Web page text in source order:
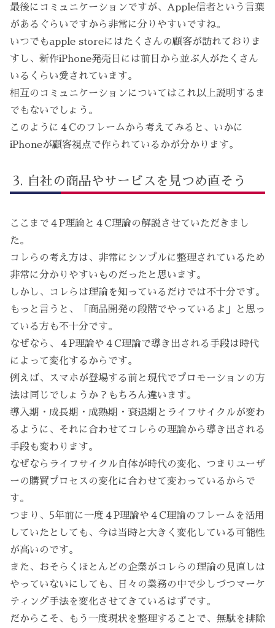
最後にコミュニケーションですが、Apple信者という言葉
があるぐらいですから非常に分りやすいですね。
いつでもapple storeにはたくさんの顧客が訪れておりま
すし、新作iPhone発売日には前日から並ぶ人がたくさん
いるくらい愛されています。
相互のコミュニケーションについてはこれ以上説明するま
でもないでしょう。
このように４Cのフレームから考えてみると、いかに
iPhoneが顧客視点で作られているかが分かります。
自社の商品やサービスを見つめ直そう
ここまで４P理論と４C理論の解説させていただきまし
た。
コレらの考え方は、非常にシンプルに整理されているため
非常に分かりやすいものだったと思います。
しかし、コレらは理論を知っているだけでは不十分です。
もっと言うと、「商品開発の段階でやっているよ」と思っ
ている方も不十分です。
なぜなら、４P理論や４C理論で導き出される手段は時代
によって変化するからです。
例えば、スマホが登場する前と現代でプロモーションの方
法は同じでしょうか？もちろん違います。
導入期・成長期・成熟期・衰退期とライフサイクルが変わ
るように、それに合わせてコレらの理論から導き出される
手段も変わります。
なぜならライフサイクル自体が時代の変化、つまりユーザ
ーの購買プロセスの変化に合わせて変わっているからで
す。
つまり、5年前に一度４P理論や４C理論のフレームを活用
していたとしても、今は当時と大きく変化している可能性
が高いのです。
また、おそらくほとんどの企業がコレらの理論の見直しは
やっていないにしても、日々の業務の中で少しづつマーケ
ティング手法を変化させてきているはずです。
だからこそ、もう一度現状を整理することで、無駄を排除